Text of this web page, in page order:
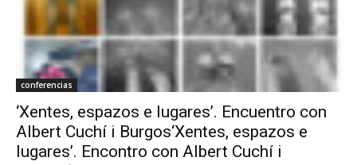
conferencias
‘Xentes, espazos e lugares’. Encuentro con
Albert Cuchí i Burgos‘Xentes, espazos e
lugares’. Encontro con Albert Cuchí i